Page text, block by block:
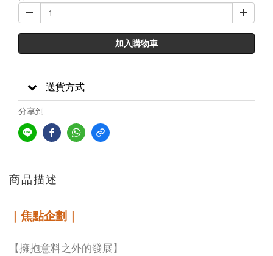
加入購物車
送貨方式
分享到
商品描述
｜焦點企劃｜
【擁抱意料之外的發展】